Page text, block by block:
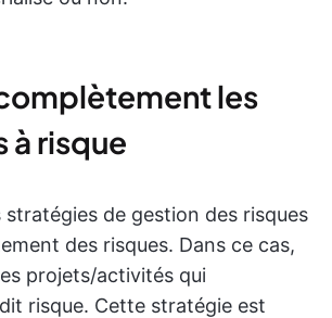
les
à risque
stratégies de gestion des risques
des risques. Dans ce cas,
projets/activités qui
risque. Cette stratégie est